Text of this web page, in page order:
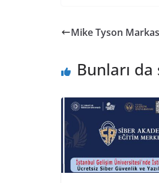
Mike Tyson
Bunları